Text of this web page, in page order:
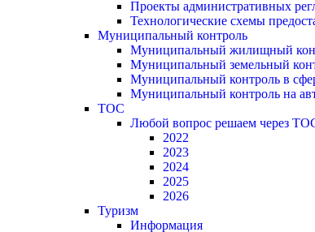
Проекты административных
Технологические схемы
Муниципальный контроль
Муниципальный жилищный
Муниципальный земельный
Муниципальный контроль в
Муниципальный контроль на
ТОС
Любой вопрос решаем через
2022
2023
2024
2025
2026
Туризм
Информация